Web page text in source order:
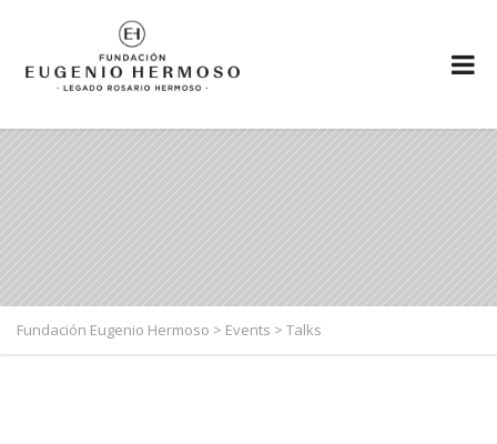
Fundación Eugenio Hermoso > Events > Talks